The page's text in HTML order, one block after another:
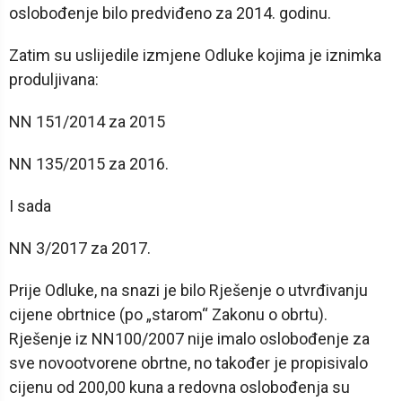
oslobođenje bilo predviđeno za 2014. godinu.
Zatim su uslijedile izmjene Odluke kojima je iznimka
produljivana:
NN 151/2014 za 2015
NN 135/2015 za 2016.
I sada
NN 3/2017 za 2017.
Prije Odluke, na snazi je bilo Rješenje o utvrđivanju
cijene obrtnice (po „starom“ Zakonu o obrtu).
Rješenje iz NN100/2007 nije imalo oslobođenje za
sve novootvorene obrtne, no također je propisivalo
cijenu od 200,00 kuna a redovna oslobođenja su